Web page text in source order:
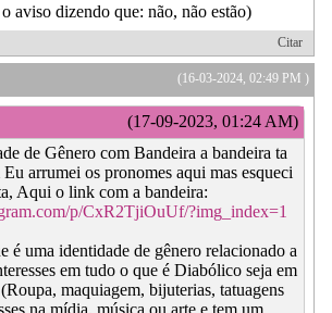
aviso dizendo que: não, não estão)
Citar
(16-03-2024, 02:49 PM )
(17-09-2023, 01:24 AM)
de Gênero com Bandeira a bandeira ta
arrumei os pronomes aqui mas esqueci
Aqui o link com a bandeira:
p/CxR2TjiOuUf/?img_index=1
é uma identidade de gênero relacionado a
em tudo o que é Diabólico seja em
maquiagem, bijuterias, tatuagens